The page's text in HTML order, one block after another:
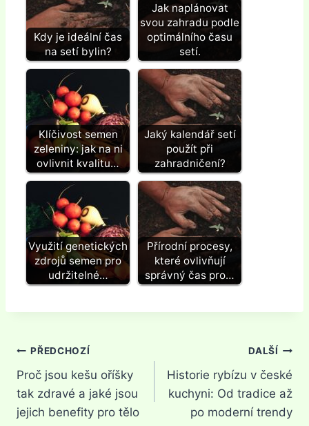
Kdy je ideální čas
na setí bylin?
Jak naplánovat
svou zahradu podle
optimálního času
setí.
Klíčivost semen
zeleniny: jak na ni
ovlivnit kvalitu…
Jaký kalendář setí
použít při
zahradničení?
Využití genetických
zdrojů semen pro
udržitelné…
Přírodní procesy,
které ovlivňují
správný čas pro…
Navigace
pro
příspěvek
PŘEDCHOZÍ
Proč jsou kešu oříšky
tak zdravé a jaké jsou
jejich benefity pro tělo
DALŠÍ
Historie rybízu v české
kuchyni: Od tradice až
po moderní trendy